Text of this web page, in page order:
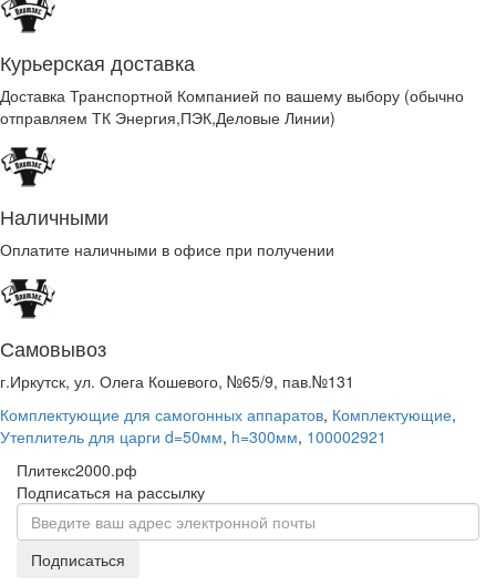
Курьерская доставка
Доставка Транспортной Компанией по вашему выбору (обычно
отправляем ТК Энергия,ПЭК,Деловые Линии)
Наличными
Оплатите наличными в офисе при получении
Самовывоз
г.Иркутск, ул. Олега Кошевого, №65/9, пав.№131
Комплектующие для самогонных аппаратов, Комплектующие,
Утеплитель для царги d=50мм, h=300мм, 100002921
Плитекс2000.рф
Подписаться на рассылку
Подписаться